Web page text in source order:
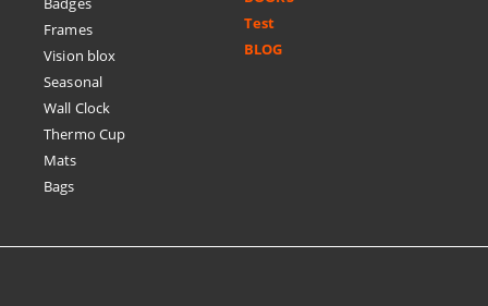
Frames
Vision blox
Seasonal
Wall Clock
Thermo Cup
Mats
Bags
Test
BLOG